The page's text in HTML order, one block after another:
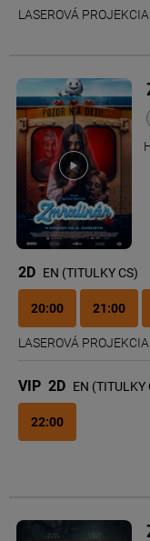
LASEROVÁ
2D EN (TITULKY CS)
20:00 21:00
LASEROVÁ
VIP 2D EN (TITULKY
22:00